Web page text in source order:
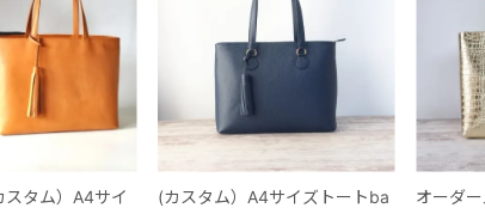
スタム）A4サイ
(カスタム）A4サイズトートba
オーダ